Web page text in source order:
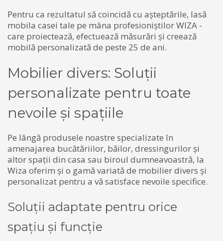
Pentru ca rezultatul să coincidă cu așteptările, lasă
mobila casei tale pe mâna profesioniștilor WIZA -
care proiectează, efectuează măsurări și creează
mobilă personalizată de peste 25 de ani.
Mobilier divers: Soluții
personalizate pentru toate
nevoile și spațiile
Pe lângă produsele noastre specializate în
amenajarea bucătăriilor, băilor, dressingurilor și
altor spații din casa sau biroul dumneavoastră, la
Wiza oferim și o gamă variată de mobilier divers și
personalizat pentru a vă satisface nevoile specifice.
Soluții adaptate pentru orice
spațiu și funcție